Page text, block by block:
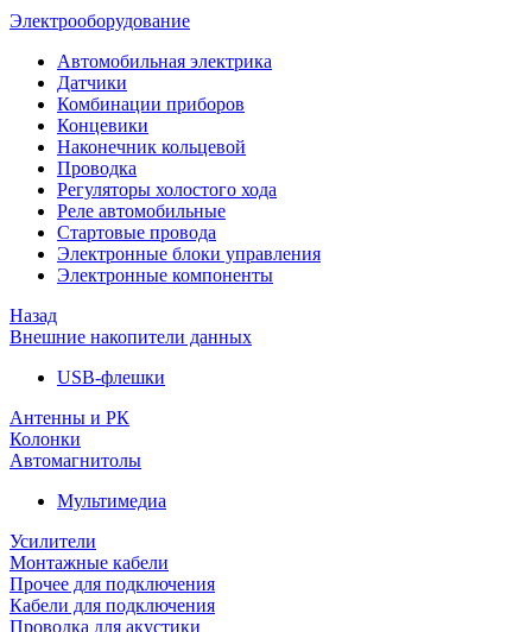
Электрооборудование
Автомобильная электрика
Датчики
Комбинации приборов
Концевики
Наконечник кольцевой
Проводка
Регуляторы холостого хода
Реле автомобильные
Стартовые провода
Электронные блоки управления
Электронные компоненты
Назад
Внешние накопители данных
USB-флешки
Антенны и РК
Колонки
Автомагнитолы
Мультимедиа
Усилители
Монтажные кабели
Прочее для подключения
Кабели для подключения
Проводка для акустики